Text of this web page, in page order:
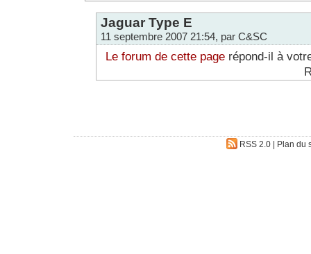
Jaguar Type E
11 septembre 2007 21:54, par C&SC
Le forum de cette page répond-il à
RSS 2.0| Plan du